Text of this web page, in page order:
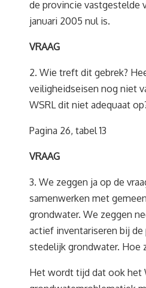
de provincie vastgestelde
januari 2005 nul is.
VRAAG
2. Wie treft dit gebrek?
veiligheidseisen nog niet
WSRL dit niet adequaat
Pagina 26, tabel 13
VRAAG
3. We zeggen ja op de
samenwerken met
grondwater. We zeggen
actief inventariseren bij de
stedelijk grondwater. Hoe
Het wordt tijd dat ook het